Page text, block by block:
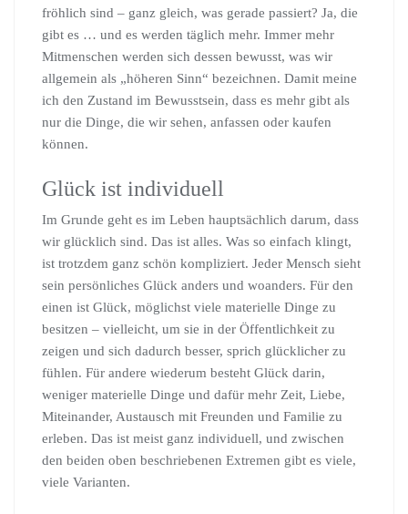
fröhlich sind – ganz gleich, was gerade passiert? Ja, die
gibt es … und es werden täglich mehr. Immer mehr
Mitmenschen werden sich dessen bewusst, was wir
allgemein als „höheren Sinn“ bezeichnen. Damit meine
ich den Zustand im Bewusstsein, dass es mehr gibt als
nur die Dinge, die wir sehen, anfassen oder kaufen
können.
Glück ist individuell
Im Grunde geht es im Leben hauptsächlich darum, dass
wir glücklich sind. Das ist alles. Was so einfach klingt,
ist trotzdem ganz schön kompliziert. Jeder Mensch sieht
sein persönliches Glück anders und woanders. Für den
einen ist Glück, möglichst viele materielle Dinge zu
besitzen – vielleicht, um sie in der Öffentlichkeit zu
zeigen und sich dadurch besser, sprich glücklicher zu
fühlen. Für andere wiederum besteht Glück darin,
weniger materielle Dinge und dafür mehr Zeit, Liebe,
Miteinander, Austausch mit Freunden und Familie zu
erleben. Das ist meist ganz individuell, und zwischen
den beiden oben beschriebenen Extremen gibt es viele,
viele Varianten.